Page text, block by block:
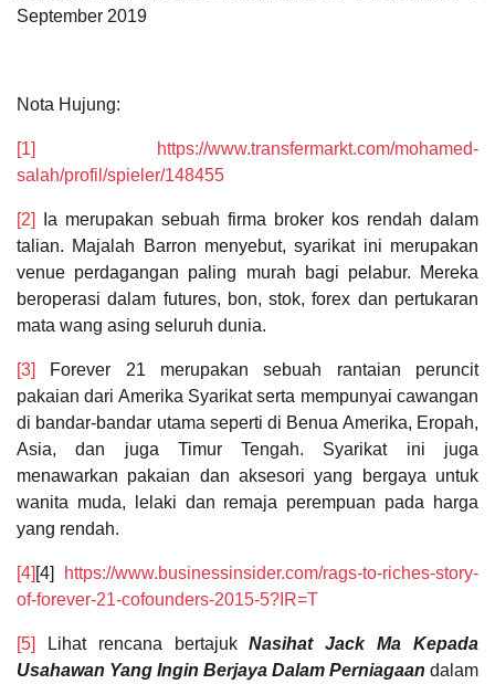
September 2019
Nota Hujung:
[1]
https://www.transfermarkt.com/mohamed-
salah/profil/spieler/148455
[2]
Ia merupakan sebuah firma broker kos rendah dalam
talian. Majalah Barron menyebut, syarikat ini merupakan
venue perdagangan paling murah bagi pelabur. Mereka
beroperasi dalam futures, bon, stok, forex dan pertukaran
mata wang asing seluruh dunia.
[3]
Forever 21 merupakan sebuah rantaian peruncit
pakaian dari Amerika Syarikat serta mempunyai cawangan
di bandar-bandar utama seperti di Benua Amerika, Eropah,
Asia, dan juga Timur Tengah. Syarikat ini juga
menawarkan pakaian dan aksesori yang bergaya untuk
wanita muda, lelaki dan remaja perempuan pada harga
yang rendah.
[4] [4]
https://www.businessinsider.com/rags-to-riches-story-
of-forever-21-cofounders-2015-5?IR=T
[5] Lihat rencana bertajukNasihat Jack Ma Kepada
Usahawan Yang Ingin Berjaya Dalam Perniagaan dalam